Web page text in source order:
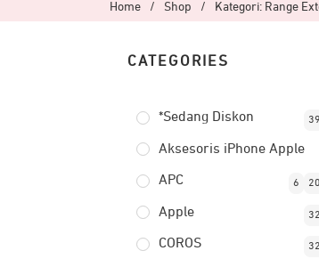
Home / Shop / Kategori: Range
CATEGORIES
*Sedang Diskon 39
Aksesoris iPhone Apple
20
APC 6
Apple 32
COROS 32